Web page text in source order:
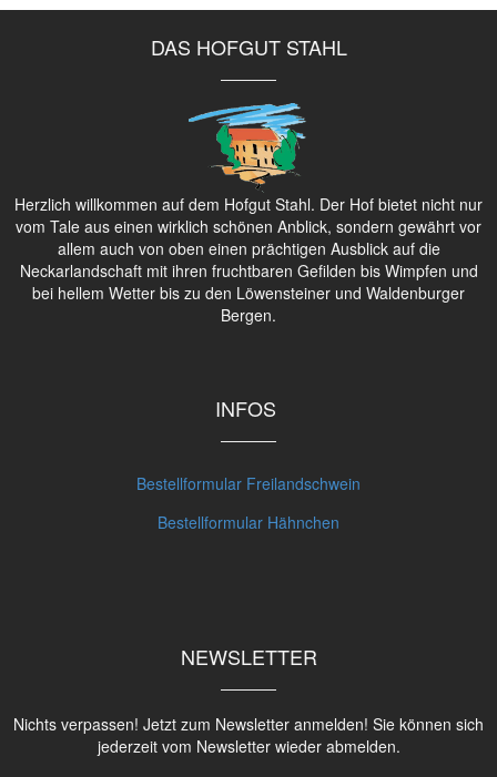
DAS HOFGUT STAHL
Herzlich willkommen auf dem Hofgut Stahl. Der Hof bietet nicht nur
vom Tale aus einen wirklich schönen Anblick, sondern gewährt vor
allem auch von oben einen prächtigen Ausblick auf die
Neckarlandschaft mit ihren fruchtbaren Gefilden bis Wimpfen und
bei hellem Wetter bis zu den Löwensteiner und Waldenburger
Bergen.
INFOS
Bestellformular Freilandschwein
Bestellformular Hähnchen
NEWSLETTER
Nichts verpassen! Jetzt zum Newsletter anmelden! Sie können sich
jederzeit vom Newsletter wieder abmelden.